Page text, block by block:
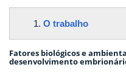
O trabalho
Fatores biológicos e
desenvolvimento